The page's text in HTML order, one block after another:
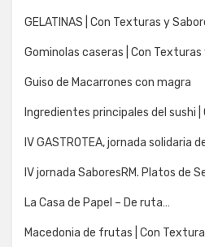
GELATINAS | Con Texturas y
Gominolas caseras | Con Texturas
Guiso de Macarrones con magra
Ingredientes principales del sushi
IV GASTROTEA, jornada solidaria
IV jornada SaboresRM. Platos de
La Casa de Papel – De ruta…
Macedonia de frutas | Con